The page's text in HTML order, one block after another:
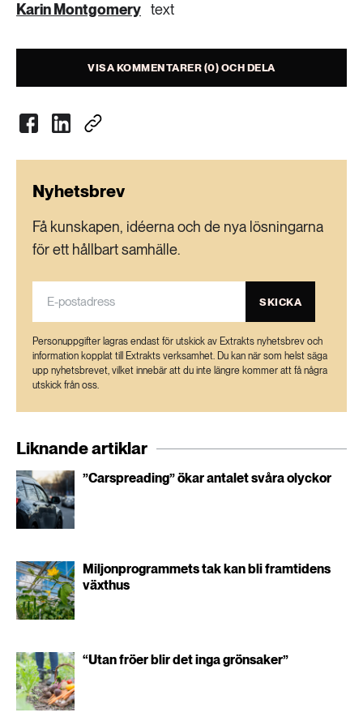
Karin Montgomery text
VISA KOMMENTARER (0) OCH DELA
Nyhetsbrev
Få kunskapen, idéerna och de nya lösningarna
för ett hållbart samhälle.
SKICKA
Personuppgifter lagras endast för utskick av Extrakts nyhetsbrev och
information kopplat till Extrakts verksamhet. Du kan när som helst säga
upp nyhetsbrevet, vilket innebär att du inte längre kommer att få några
utskick från oss.
Liknande artiklar
”Carspreading” ökar antalet svåra olyckor
Miljonprogrammets tak kan bli framtidens
växthus
“Utan fröer blir det inga grönsaker”